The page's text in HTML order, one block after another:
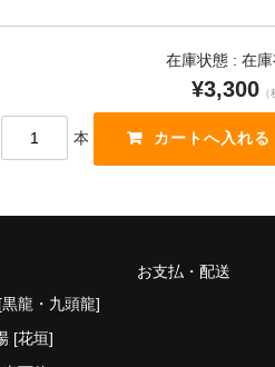
在庫状態 : 在
¥3,300
本
龍・九頭龍]
[花垣]
お支払・配送